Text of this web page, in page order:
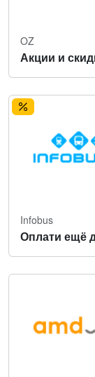
OZ
Акции и
Infobus
Оплати ещё